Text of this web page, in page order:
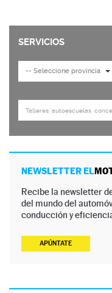
NEWSLETTER EL
Recibe la newsletter
del mundo del
conducción y
APÚNTATE